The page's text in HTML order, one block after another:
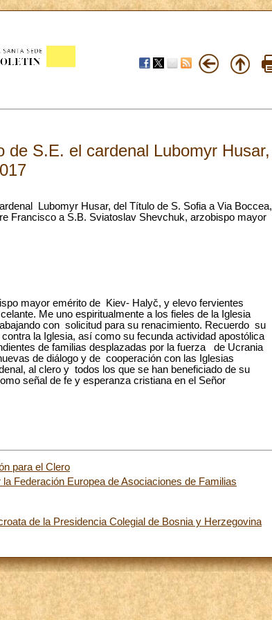
de S.E. el cardenal Lubomyr Husar,
Lubomyr Husar, del Título de S. Sofia a Via Boccea,
Francisco a S.B. Sviatoslav Shevchuk, arzobispo mayor
mayor emérito de Kiev- Halyč, y elevo fervientes
Me uno espiritualmente a los fieles de la Iglesia
con solicitud para su renacimiento. Recuerdo su
la Iglesia, así como su fecunda actividad apostólica
de familias desplazadas por la fuerza de Ucrania
de diálogo y de cooperación con las Iglesias
al clero y todos los que se han beneficiado de su
señal de fe y esperanza cristiana en el Señor
para el Clero
Federación Europea de Asociaciones de Familias
de la Presidencia Colegial de Bosnia y Herzegovina